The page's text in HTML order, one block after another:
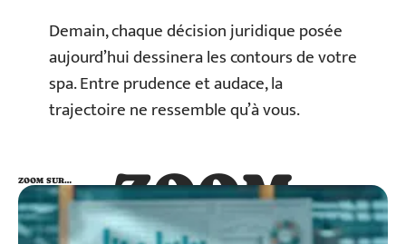
Demain, chaque décision juridique posée
aujourd’hui dessinera les contours de votre
spa. Entre prudence et audace, la
trajectoire ne ressemble qu’à vous.
ZOOM
SUR…
ZOOM SUR…